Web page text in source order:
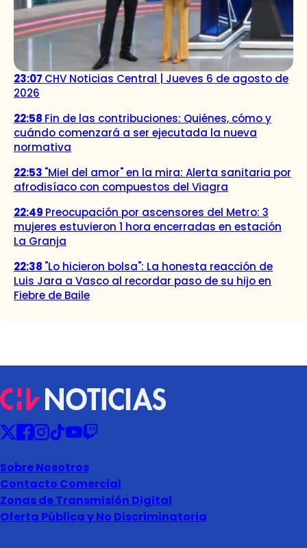
23:07 CHV Noticias Central | Jueves 6 de agosto de
2026
22:58 Fin de las contribuciones: Quiénes, cómo y
cuándo comenzará a ser ejecutada la nueva
normativa
22:53 "Miel del amor" en la mira: Alerta sanitaria por
afrodisíaco con compuestos del Viagra
22:49 Preocupación por ascensores del Metro: 3
mujeres estuvieron 1 hora encerradas en estación
La Granja
22:38 "Lo hicieron bolsa": La honesta reacción de
Luis Jara a Vasco al recordar paso de su hijo en
Fiebre de Baile
Sobre Nosotros
Contacto Comercial
Zonas de Transmisión Digital
Oferta Pública y No Discriminatoria